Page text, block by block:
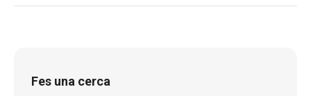
Fes una cerca